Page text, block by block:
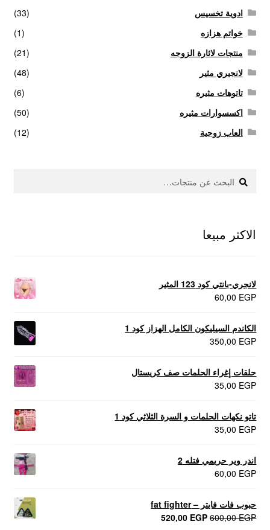
ادوية تخسيس
(33)
خواتم هزازه
(1)
منتجات لاثارة الزوجه
(21)
لانجيري مثير
(48)
تاتوهات مثيره
(6)
اكسسوارات مثيره
(50)
العاب زوجية
(12)
البحث
عن:
بحث
الاكثر مبيعا
لانجري-بانتي كود 123 المثير
60,00 EGP
الكاندم السيليكون الكامل الهزاز كود 1
350,00 EGP
حلقات إغراء الحلمات صف كريستال
35,00 EGP
تاتو نكهات الحلمات و السرة الثلاثي كود 1
35,00 EGP
اندر وير حريمي فتله 2
60,00 EGP
حبوب فات فايتر – fat fighter
600,00EGP
السعر520,00 EGP
السعر